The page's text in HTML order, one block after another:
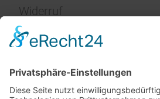
Widerruf
Impressum